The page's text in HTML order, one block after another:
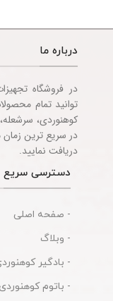
درباره ما
در فروشگاه
توانید تمام
کوهنوردی،
در سریع ترین
دریافت نمایید.
دسترسی سریع
- صفحه اصلی
- وبلاگ
- بادگیر
- باتوم کوهنوردی